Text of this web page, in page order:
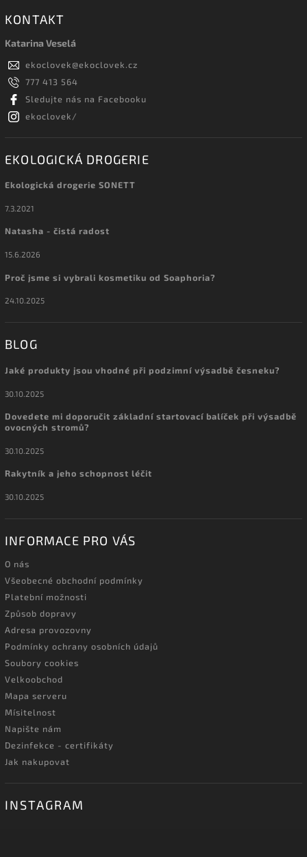
KONTAKT
Katarina Veselá
ekoclovek@ekoclovek.cz
777 413 564
Sledujte nás na Facebooku
ekoclovek/
EKOLOGICKÁ DROGERIE
Ekologická drogerie SONETT
7.3.2021
Natasha - čistá radost
15.6.2026
Proč jsme si vybrali kosmetiku od Soaphoria?
24.10.2025
BLOG
Jaké produkty jsou vhodné při podzimní výsadbě česneku?
30.10.2025
Dovedete mi doporučit základní startovací balíček při výsadbě
ovocných stromů?
30.10.2025
Rakytník a jeho schopnost léčit
30.10.2025
INFORMACE PRO VÁS
O nás
Všeobecné obchodní podmínky
Platební možnosti
Způsob dopravy
Adresa provozovny
Podmínky ochrany osobních údajů
Soubory cookies
Velkoobchod
Mapa serveru
Mísitelnost
Napište nám
Dezinfekce - certifikáty
Jak nakupovat
INSTAGRAM